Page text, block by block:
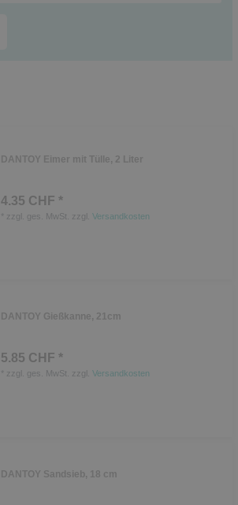
DANTOY Eimer mit Tülle, 2 Liter
4.35 CHF *
zzgl. ges. MwSt. zzgl. Versandkosten
DANTOY Gießkanne, 21cm
5.85 CHF *
zzgl. ges. MwSt. zzgl. Versandkosten
DANTOY Sandsieb, 18 cm